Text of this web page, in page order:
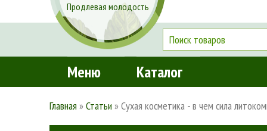
Продлевая молодость
Меню Каталог
Главная »Статьи »Сухая косметика - в чем сила